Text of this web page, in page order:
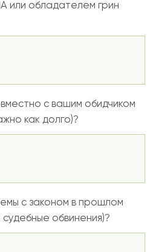
или обладателем грин
с вашим обидчиком
как долго)?
с законом в прошлом
обвинения)?